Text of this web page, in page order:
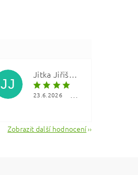
JJ
Jitka Jiřištová
23.6.2026
Zobrazit další hodnocení